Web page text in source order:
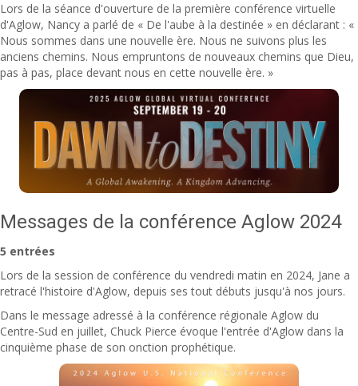
Lors de la séance d'ouverture de la première conférence virtuelle
d'Aglow, Nancy a parlé de « De l'aube à la destinée » en déclarant : «
Nous sommes dans une nouvelle ère. Nous ne suivons plus les
anciens chemins. Nous empruntons de nouveaux chemins que Dieu,
pas à pas, place devant nous en cette nouvelle ère. »
Messages de la conférence Aglow 2024
5 entrées
Lors de la session de conférence du vendredi matin en 2024, Jane a
retracé l'histoire d'Aglow, depuis ses tout débuts jusqu'à nos jours.
Dans le message adressé à la conférence régionale Aglow du
Centre-Sud en juillet, Chuck Pierce évoque l'entrée d'Aglow dans la
cinquième phase de son onction prophétique.